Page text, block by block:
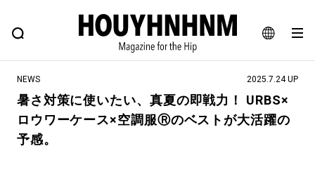
JA
EN
FEATURE BLOG SNAP
ヒップなファッション、カルチャー、ライフスタイルWEBマガジン
#注目のタグ
NEWS 2025.7.24 UP
暑さ対策に使いたい、真夏の即戦力！ URBS×
ロウワーケース×空調服Ⓡのベストが大活躍の
予感。